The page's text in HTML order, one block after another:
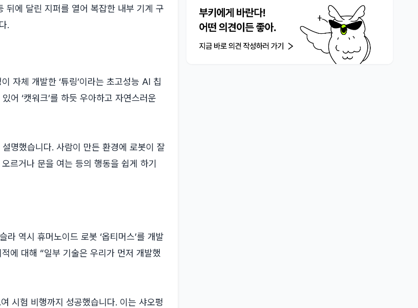
뒤에 달린 지퍼를 열어 복잡한 내부 기계 구
.
자체 개발한 ‘튜링’이라는 초고성능 AI 칩
어 ‘캣워크’를 하듯 우아하고 자연스러운
명했습니다. 사람이 만든 환경에 로봇이 잘
르거나 문을 여는 등의 행동을 쉽게 하기
역시 휴머노이드 로봇 ‘옵티머스’를 개발
에 대해 “일부 기술은 우리가 먼저 개발했
시험 비행까지 성공했습니다. 이는 샤오펑